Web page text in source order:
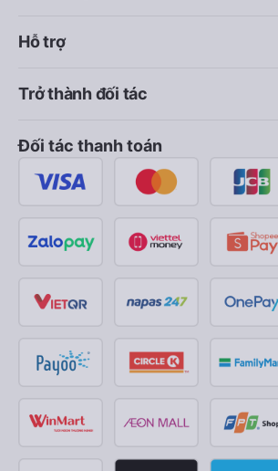
Hỗ trợ
Trở thành đối tác
Đối tác thanh toán